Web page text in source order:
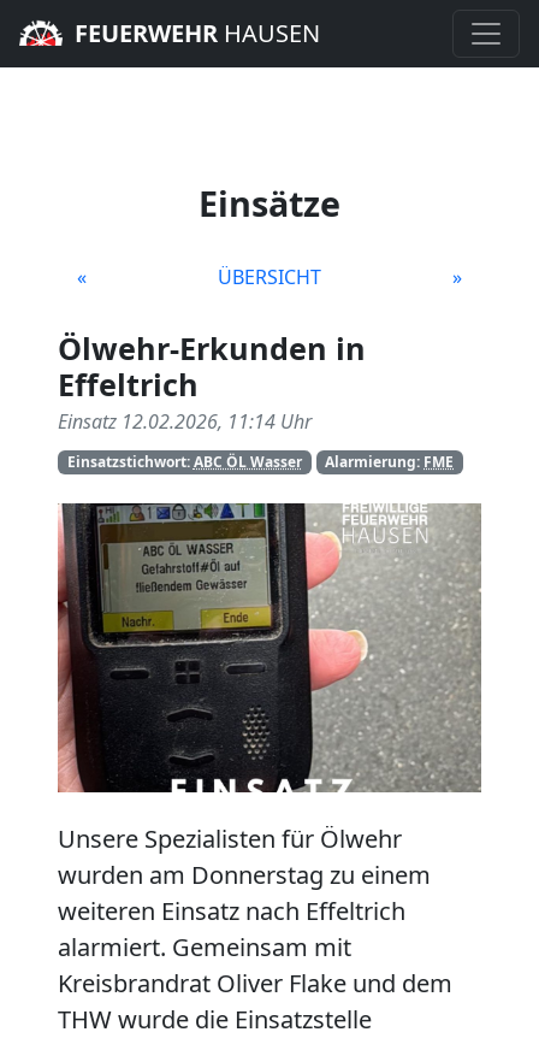
FEUERWEHRHAUSEN
Einsätze
« ÜBERSICHT »
Ölwehr-Erkunden in
Effeltrich
Einsatz 12.02.2026, 11:14 Uhr
Einsatzstichwort:ABC ÖL Wasser Alarmierung: FME
Unsere Spezialisten für Ölwehr
wurden am Donnerstag zu einem
weiteren Einsatz nach Effeltrich
alarmiert. Gemeinsam mit
Kreisbrandrat Oliver Flake und dem
THW wurde die Einsatzstelle